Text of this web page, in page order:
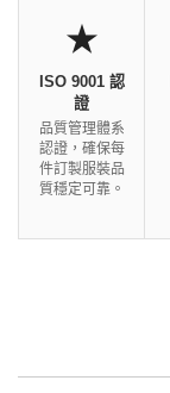
★
ISO 9001 認
證
品質管理體系
認證，確保每
件訂製服裝品
質穩定可靠。